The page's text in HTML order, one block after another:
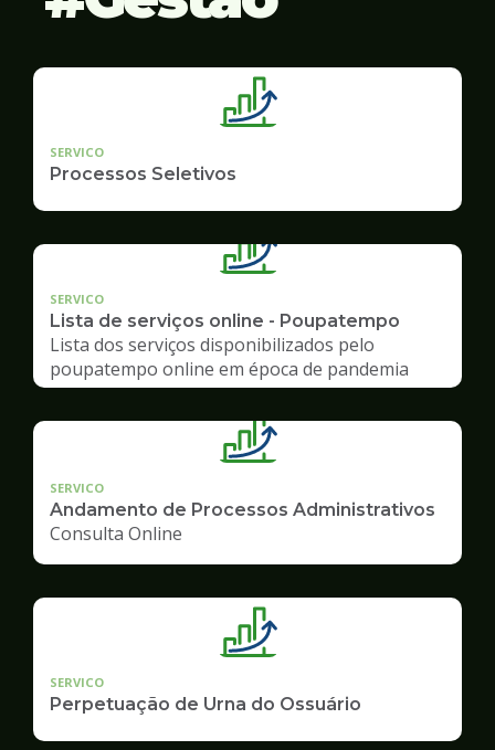
SERVICO
Processos Seletivos
SERVICO
Lista de serviços online - Poupatempo
Lista dos serviços disponibilizados pelo
poupatempo online em época de pandemia
SERVICO
Andamento de Processos Administrativos
Consulta Online
SERVICO
Perpetuação de Urna do Ossuário